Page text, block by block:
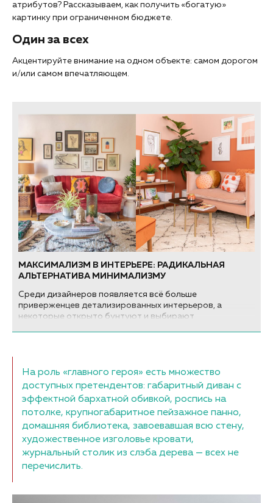
атрибутов? Рассказываем, как получить «богатую»
картинку при ограниченном бюджете.
Один за всех
Акцентируйте внимание на одном объекте: самом дорогом
и/или самом впечатляющем.
МАКСИМАЛИЗМ В ИНТЕРЬЕРЕ: РАДИКАЛЬНАЯ
АЛЬТЕРНАТИВА МИНИМАЛИЗМУ
Среди дизайнеров появляется всё больше
приверженцев детализированных интерьеров, а
некоторые открыто бунтуют и выбирают
На роль «главного героя» есть множество
доступных претендентов: габаритный диван с
эффектной бархатной обивкой, роспись на
потолке, крупногабаритное пейзажное панно,
домашняя библиотека, завоевавшая всю стену,
художественное изголовье кровати,
журнальный столик из слэба дерева — всех не
перечислить.